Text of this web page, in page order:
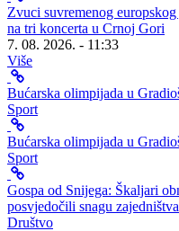
Zvuci suvremenog
na tri koncerta u Crnoj Gori
7. 08. 2026. - 11:33
Više
Bućarska olimpijada u
Sport
Bućarska olimpijada u
Sport
Gospa od Snijega: Škaljari
posvjedočili snagu zajedništva
Društvo